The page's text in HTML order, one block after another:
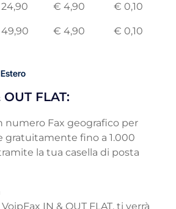
€ 4,90 € 0,10
€ 4,90 € 0,10
FLAT:
numero Fax geografico per
gratuitamente fino a 1.000
la tua casella di posta
IN & OUT FLAT, ti verrà